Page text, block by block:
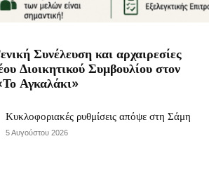
Συνέλευση και αρχαιρεσίες
Διοικητικού Συμβουλίου στον
Αγκαλάκι»
Κυκλοφοριακές ρυθμίσεις απόψε στη Σάμη
5 Αυγούστου 2026